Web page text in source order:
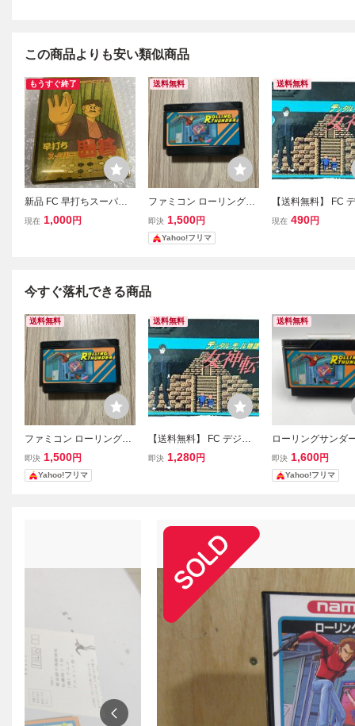
この商品よりも安い類似商品
もうすぐ終了
新品 FC 早打ちスーパー
囲碁 ナムコ ファミコンソ
現在 1,000円
送料無料
ファミコン ローリングサ
ンダー
即決 1,500円
Yahoo!フリマ
送料無料
【送料無料】 FC
ル・デビル物語 女
現在 490円
今すぐ落札できる商品
送料無料
ファミコン ローリングサ
ンダー
即決 1,500円
Yahoo!フリマ
送料無料
【送料無料】 FC デジタ
ル・デビル物語 女神転生
即決 1,280円
送料無料
ローリングサンダ
LING THUNDER
コン ファミコンソ
C ナムコ
即決 1,600円
Yahoo!フリマ